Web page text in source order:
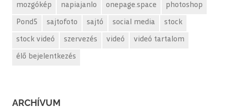
mozgókép napiajanlo onepage.space photoshop
Pond5 sajtofoto sajtó social media stock
stock videó szervezés videó videó tartalom
élő bejelentkezés
ARCHÍVUM